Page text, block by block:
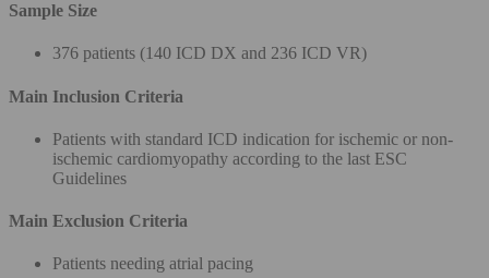
Sample Size
376 patients (140 ICD DX and 236 ICD VR)
Main Inclusion Criteria
Patients with standard ICD indication for ischemic or non-
ischemic cardiomyopathy according to the last ESC
Guidelines
Main Exclusion Criteria
Patients needing atrial pacing